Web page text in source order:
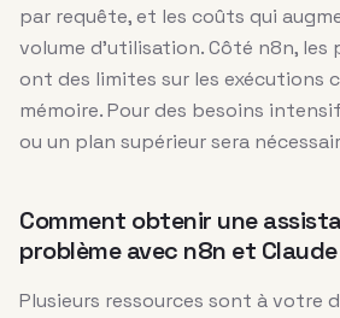
par requête, et les coûts qui
volume d’utilisation. Côté n8n,
ont des limites sur les exécutions
mémoire. Pour des besoins
ou un plan supérieur sera
Comment obtenir une
problème avec n8n et
Plusieurs ressources sont à votre